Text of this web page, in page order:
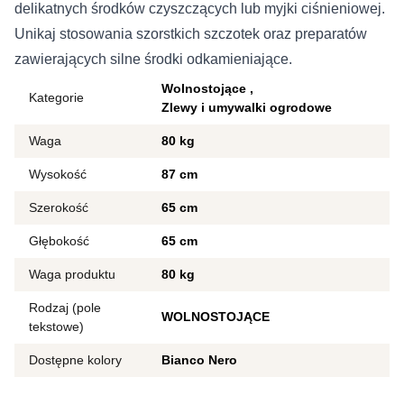
delikatnych środków czyszczących lub myjki ciśnieniowej.
Unikaj stosowania szorstkich szczotek oraz preparatów
zawierających silne środki odkamieniające.
Kategorie
Wolnostojące
Zlewy i umywalki ogrodowe
Waga 80 kg
Wysokość 87 cm
Szerokość 65 cm
Głębokość 65 cm
Waga produktu 80 kg
Rodzaj (pole
tekstowe)
WOLNOSTOJĄCE
Dostępne kolory Bianco Nero